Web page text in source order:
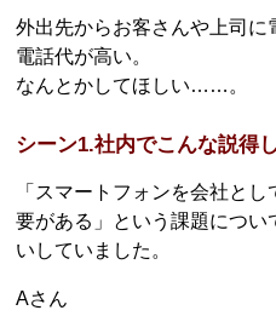
外出先からお客さんや上司
電話代が高い。
なんとかしてほしい……。
シーン1.社内でこんな説得
「スマートフォンを会社と
要がある」という課題につ
いしていました。
Aさん